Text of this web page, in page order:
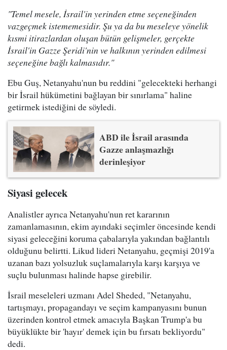
"Temel mesele, İsrail'in yerinden etme seçeneğinden
vazgeçmek istememesidir. Şu ya da bu meseleye yönelik
kısmi itirazlardan oluşan bütün gelişmeler, gerçekte
İsrail'in Gazze Şeridi'nin ve halkının yerinden edilmesi
seçeneğine bağlı kalmasıdır."
Ebu Guş, Netanyahu'nun bu reddini "gelecekteki herhangi
bir İsrail hükümetini bağlayan bir sınırlama" haline
getirmek istediğini de söyledi.
ABD ile İsrail arasında
Gazze anlaşmazlığı
derinleşiyor
Siyasi gelecek
Analistler ayrıca Netanyahu'nun ret kararının
zamanlamasının, ekim ayındaki seçimler öncesinde kendi
siyasi geleceğini koruma çabalarıyla yakından bağlantılı
olduğunu belirtti. Likud lideri Netanyahu, geçmişi 2019'a
uzanan bazı yolsuzluk suçlamalarıyla karşı karşıya ve
suçlu bulunması halinde hapse girebilir.
İsrail meseleleri uzmanı Adel Sheded, "Netanyahu,
tartışmayı, propagandayı ve seçim kampanyasını bunun
üzerinden kontrol etmek amacıyla Başkan Trump'a bu
büyüklükte bir 'hayır' demek için bu fırsatı bekliyordu"
dedi.